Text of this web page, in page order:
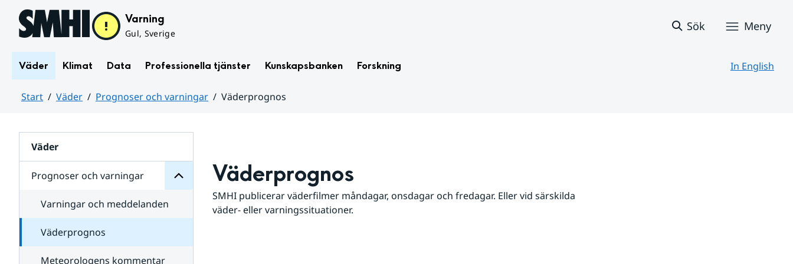
Hoppa till sidans innehåll Varning
Gul, Sverige
Sök Meny
Väder Klimat Data Professionella tjänster Kunskapsbanken Forskning In English
Start Väder Prognoser och varningar
Väderprognos
Väder
Prognoser och varningar
för
varningar
Varningar och meddelanden
Väderprognos
Meteorologens kommentar
Väderprognos
SMHI publicerar väderfilmer måndagar, onsdagar och fredagar. Eller vid särskilda
väder- eller varningssituationer.